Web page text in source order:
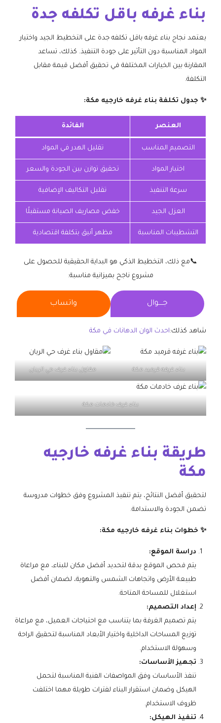
بناء غرفه باقل تكلفه جدة
يعتمد نجاح بناء غرفه باقل تكلفه جدة على التخطيط الجيد واختيار
المواد المناسبة دون التأثير على جودة التنفيذ. كذلك، تساعد
المقارنة بين الخيارات المختلفة في تحقيق أفضل قيمة مقابل
التكلفة.
✨ جدول تكلفة بناء غرفه خارجيه مكة:
العنصر الفائدة
التصميم المناسب تقليل الهدر في المواد
اختيار المواد تحقيق توازن بين الجودة والسعر
سرعة التنفيذ تقليل التكاليف الإضافية
العزل الجيد خفض مصاريف الصيانة مستقبلًا
التشطيبات المناسبة مظهر أنيق بتكلفة اقتصادية
📞مع ذلك، التخطيط الذكي هو البداية الحقيقية للحصول على
مشروع ناجح بميزانية مناسبة:
جــــوال واتساب
شاهد كذلك:احدث الوان الدهانات في مكة
بناء غرفه قرميد مكة مقاول بناء غرف حي الريان
بناء غرف خادمات مكة
طريقة بناء غرفه خارجيه
مكة
لتحقيق أفضل النتائج، يتم تنفيذ المشروع وفق خطوات مدروسة
تضمن الجودة والاستدامة.
✨ خطوات بناء غرفه خارجيه مكة:
دراسة الموقع:
يتم فحص الموقع بدقة لتحديد أفضل مكان للبناء، مع مراعاة
طبيعة الأرض واتجاهات الشمس والتهوية، لضمان أفضل
استغلال للمساحة المتاحة.
إعداد التصميم:
يتم تصميم الغرفة بما يتناسب مع احتياجات العميل، مع مراعاة
توزيع المساحات الداخلية واختيار الأبعاد المناسبة لتحقيق الراحة
وسهولة الاستخدام.
تجهيز الأساسات:
تنفذ الأساسات وفق المواصفات الفنية المناسبة لتحمل
الهيكل وضمان استقرار البناء لفترات طويلة مهما اختلفت
ظروف الاستخدام.
تنفيذ الهيكل: